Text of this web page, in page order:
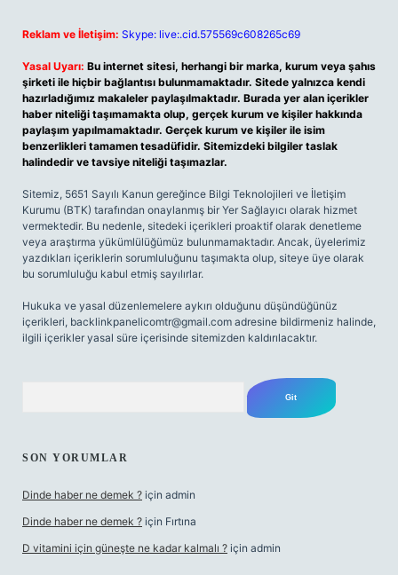
Reklam ve İletişim: Skype: live:.cid.575569c608265c69
Yasal Uyarı: Bu internet sitesi, herhangi bir marka, kurum veya şahıs
şirketi ile hiçbir bağlantısı bulunmamaktadır. Sitede yalnızca kendi
hazırladığımız makaleler paylaşılmaktadır. Burada yer alan içerikler
haber niteliği taşımamakta olup, gerçek kurum ve kişiler hakkında
paylaşım yapılmamaktadır. Gerçek kurum ve kişiler ile isim
benzerlikleri tamamen tesadüfidir. Sitemizdeki bilgiler taslak
halindedir ve tavsiye niteliği taşımazlar.
Sitemiz, 5651 Sayılı Kanun gereğince Bilgi Teknolojileri ve İletişim
Kurumu (BTK) tarafından onaylanmış bir Yer Sağlayıcı olarak hizmet
vermektedir. Bu nedenle, sitedeki içerikleri proaktif olarak denetleme
veya araştırma yükümlülüğümüz bulunmamaktadır. Ancak, üyelerimiz
yazdıkları içeriklerin sorumluluğunu taşımakta olup, siteye üye olarak
bu sorumluluğu kabul etmiş sayılırlar.
Hukuka ve yasal düzenlemelere aykırı olduğunu düşündüğünüz
içerikleri, backlinkpanelicomtr@gmail.com adresine bildirmeniz halinde,
ilgili içerikler yasal süre içerisinde sitemizden kaldırılacaktır.
SON YORUMLAR
Dinde haber ne demek ? için admin
Dinde haber ne demek ? için Fırtına
D vitamini için güneşte ne kadar kalmalı ? için admin